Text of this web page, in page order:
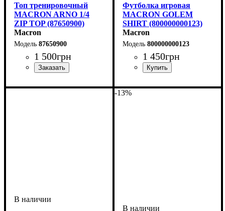
Топ тренировочный
MACRON ARNO 1/4
ZIP TOP (87650900)
Macron
87650900
1 500грн
Футболка игровая
MACRON GOLEM
SHIRT (800000000123)
Macron
800000000123
1 450грн
Мужской
-13%